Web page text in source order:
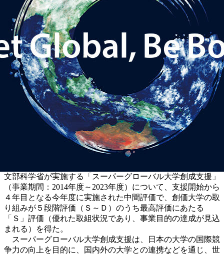
文部科学省が実施する「スーパーグローバル大学創成支援」
（事業期間：2014年度～2023年度）について、支援開始から
４年目となる今年度に実施された中間評価で、創価大学の取
り組みが５段階評価（Ｓ～Ｄ）のうち最高評価にあたる
「Ｓ」評価（優れた取組状況であり、事業目的の達成が見込
まれる）を得た。
スーパーグローバル大学創成支援は、日本の大学の国際競
争力の向上を目的に、国内外の大学との連携などを通じ、世